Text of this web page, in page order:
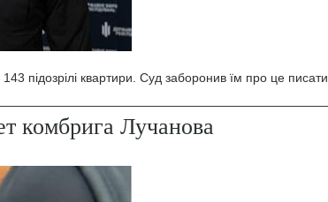
підозрілі квартири. Суд заборонив їм про це писати.
комбрига Лучанова